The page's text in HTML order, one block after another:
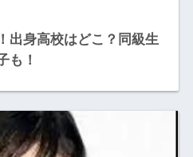
出身高校はどこ？同級生
も！